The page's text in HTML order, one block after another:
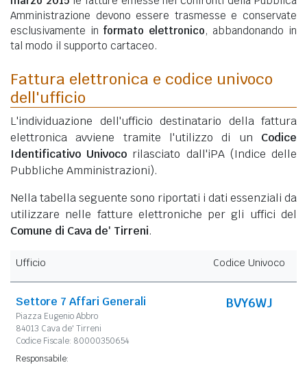
Amministrazione devono essere trasmesse e conservate
esclusivamente in formato elettronico, abbandonando in
tal modo il supporto cartaceo.
Fattura elettronica e codice univoco
dell'ufficio
L'individuazione dell'ufficio destinatario della fattura
elettronica avviene tramite l'utilizzo di un Codice
Identificativo Univoco rilasciato dall'iPA (Indice delle
Pubbliche Amministrazioni).
Nella tabella seguente sono riportati i dati essenziali da
utilizzare nelle fatture elettroniche per gli uffici del
Comune di Cava de' Tirreni.
Ufficio Codice Univoco
Settore 7 Affari Generali
Piazza Eugenio Abbro
84013 Cava de' Tirreni
Codice Fiscale: 80000350654
BVY6WJ
Responsabile: